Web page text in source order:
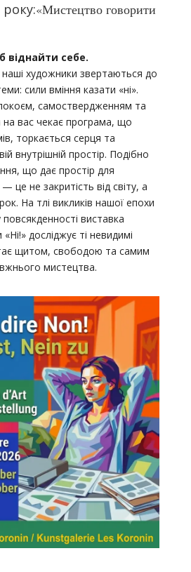
«Мистецтво говорити
віднайти себе.
художники звертаються до
сили вміння казати «ні».
самоствердженням та
вас чекає програма, що
торкається серця та
внутрішній простір. Подібно
що дає простір для
це не закритість від світу, а
На тлі викликів нашої епохи
виставка
досліджує ті невидимі
щитом, свободою та самим
мистецтва.